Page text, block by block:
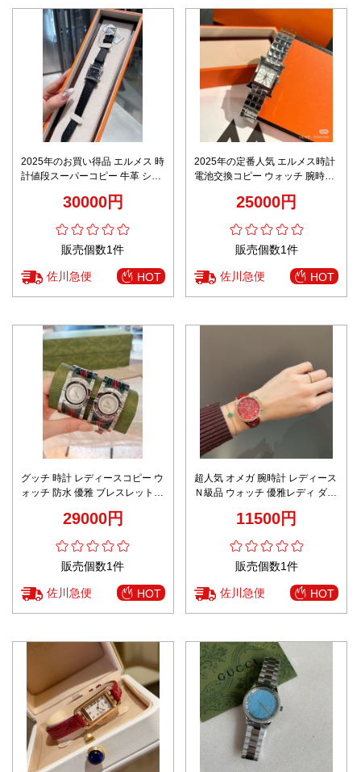
2025年のお買い得品 エルメス 時
計値段スーパーコピー 牛革 シル
30000円
販売個数1件
佐川急便 HOT
2025年の定番人気 エルメス時計
電池交換コピー ウォッチ 腕時計
25000円
販売個数1件
佐川急便 HOT
グッチ 時計 レディースコピー ウ
ォッチ 防水 優雅 ブレスレット
29000円
販売個数1件
佐川急便 HOT
超人気 オメガ 腕時計 レディース
Ｎ級品 ウォッチ 優雅レディ ダイ
11500円
販売個数1件
佐川急便 HOT